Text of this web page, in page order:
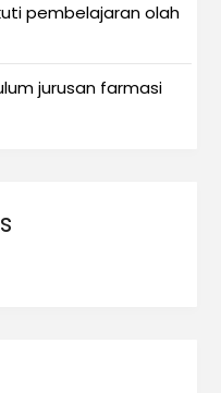
pembelajaran olah
jurusan farmasi